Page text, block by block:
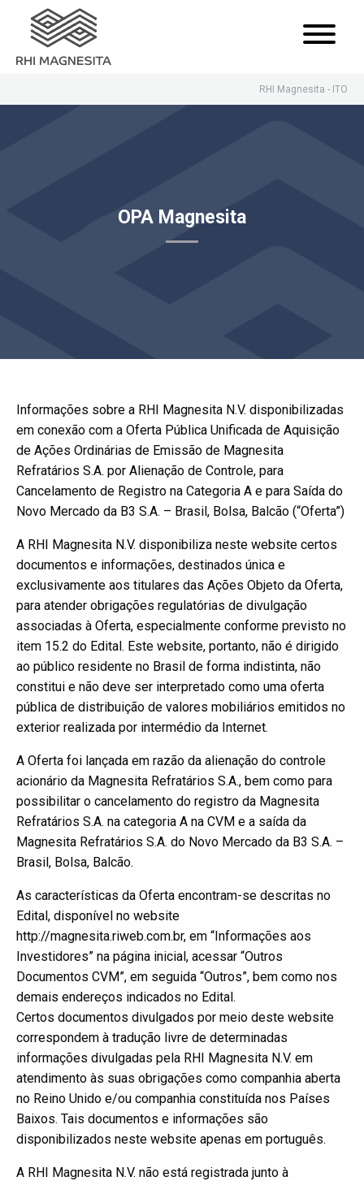
RHI Magnesita - ITO
OPA Magnesita
Informações sobre a RHI Magnesita N.V. disponibilizadas
em conexão com a Oferta Pública Unificada de Aquisição
de Ações Ordinárias de Emissão de Magnesita
Refratários S.A. por Alienação de Controle, para
Cancelamento de Registro na Categoria A e para Saída do
Novo Mercado da B3 S.A. – Brasil, Bolsa, Balcão (“Oferta”)
A RHI Magnesita N.V. disponibiliza neste website certos
documentos e informações, destinados única e
exclusivamente aos titulares das Ações Objeto da Oferta,
para atender obrigações regulatórias de divulgação
associadas à Oferta, especialmente conforme previsto no
item 15.2 do Edital. Este website, portanto, não é dirigido
ao público residente no Brasil de forma indistinta, não
constitui e não deve ser interpretado como uma oferta
pública de distribuição de valores mobiliários emitidos no
exterior realizada por intermédio da Internet.
A Oferta foi lançada em razão da alienação do controle
acionário da Magnesita Refratários S.A., bem como para
possibilitar o cancelamento do registro da Magnesita
Refratários S.A. na categoria A na CVM e a saída da
Magnesita Refratários S.A. do Novo Mercado da B3 S.A. –
Brasil, Bolsa, Balcão.
As características da Oferta encontram-se descritas no
Edital, disponível no website
http://magnesita.riweb.com.br, em “Informações aos
Investidores” na página inicial, acessar “Outros
Documentos CVM”, em seguida “Outros”, bem como nos
demais endereços indicados no Edital.
Certos documentos divulgados por meio deste website
correspondem à tradução livre de determinadas
informações divulgadas pela RHI Magnesita N.V. em
atendimento às suas obrigações como companhia aberta
no Reino Unido e/ou companhia constituída nos Países
Baixos. Tais documentos e informações são
disponibilizados neste website apenas em português.
A RHI Magnesita N.V. não está registrada junto à